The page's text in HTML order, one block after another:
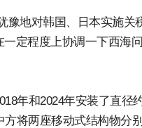
豫地对韩国、日本实施关
定程度上协调一下西海问
年和2024年安装了直径
将两座移动式结构物分